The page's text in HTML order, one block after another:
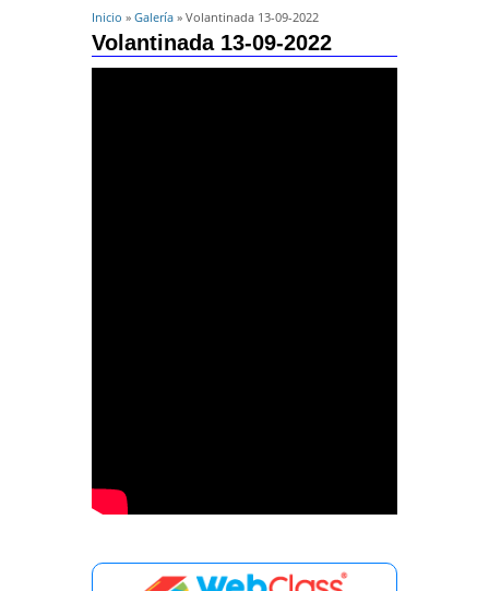
Inicio » Galería » Volantinada 13-09-2022
Volantinada 13-09-2022